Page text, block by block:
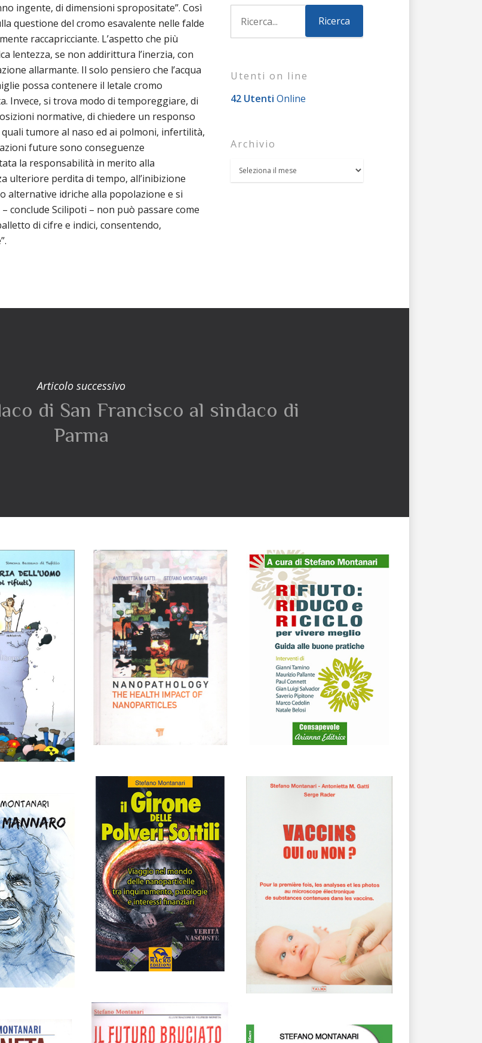
ingente, di dimensioni spropositate”. Così
questione del cromo esavalente nelle falde
raccapricciante. L’aspetto che più
lentezza, se non addirittura l’inerzia, con
allarmante. Il solo pensiero che l’acqua
possa contenere il letale cromo
Invece, si trova modo di temporeggiare, di
normative, di chiedere un responso
tumore al naso ed ai polmoni, infertilità,
future sono conseguenze
la responsabilità in merito alla
ulteriore perdita di tempo, all’inibizione
alternative idriche alla popolazione e si
conclude Scilipoti – non può passare come
di cifre e indici, consentendo,
Utenti on line
42 Utenti Online
Archivio
Articolo successivo
di San Francisco al sindaco di
Parma